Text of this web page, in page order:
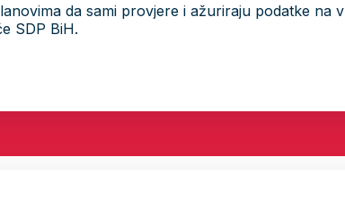
da sami provjere i ažuriraju podatke
SDP BiH.